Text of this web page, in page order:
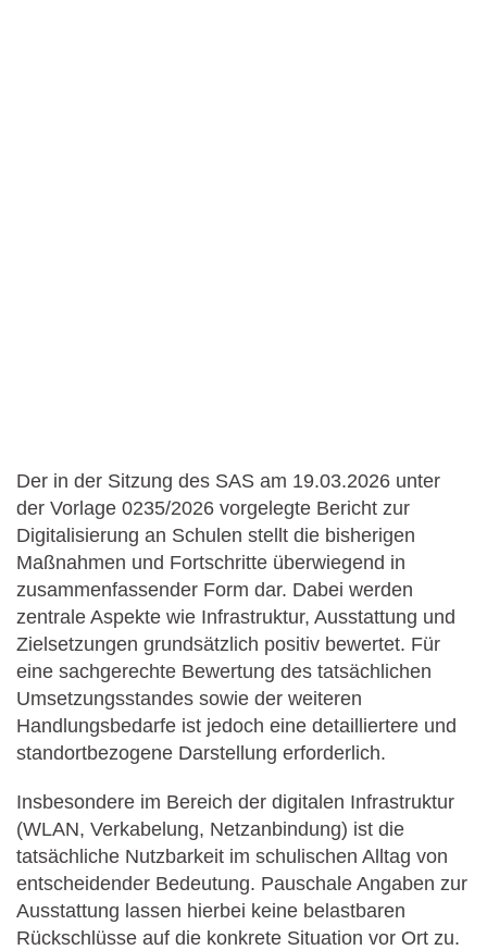
Der in der Sitzung des SAS am 19.03.2026 unter
der Vorlage 0235/2026 vorgelegte Bericht zur
Digitalisierung an Schulen stellt die bisherigen
Maßnahmen und Fortschritte überwiegend in
zusammenfassender Form dar. Dabei werden
zentrale Aspekte wie Infrastruktur, Ausstattung und
Zielsetzungen grundsätzlich positiv bewertet. Für
eine sachgerechte Bewertung des tatsächlichen
Umsetzungsstandes sowie der weiteren
Handlungsbedarfe ist jedoch eine detailliertere und
standortbezogene Darstellung erforderlich.
Insbesondere im Bereich der digitalen Infrastruktur
(WLAN, Verkabelung, Netzanbindung) ist die
tatsächliche Nutzbarkeit im schulischen Alltag von
entscheidender Bedeutung. Pauschale Angaben zur
Ausstattung lassen hierbei keine belastbaren
Rückschlüsse auf die konkrete Situation vor Ort zu.